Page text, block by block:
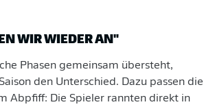
WIR WIEDER AN"
Phasen gemeinsam übersteht,
den Unterschied. Dazu passen die
Abpfiff: Die Spieler rannten direkt in